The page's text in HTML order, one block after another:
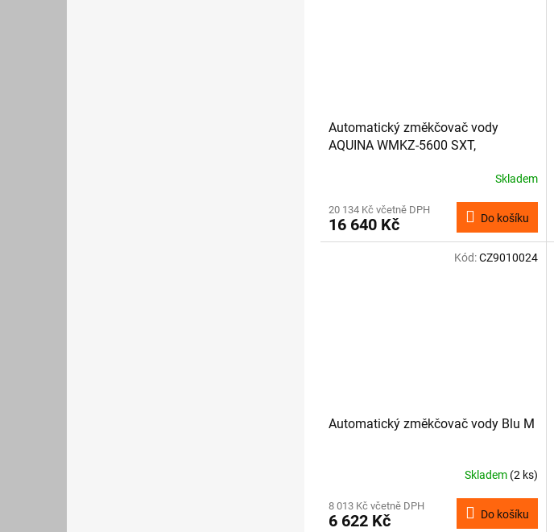
Automatický změkčovač vody
AQUINA WMKZ-5600 SXT,
Skladem
20 134 Kč včetně DPH
16 640 Kč Do košíku
Automatický změkčovač vody Blu M
Skladem (2 ks)
8 013 Kč včetně DPH
6 622 Kč Do košíku
Kód:CZ9010024